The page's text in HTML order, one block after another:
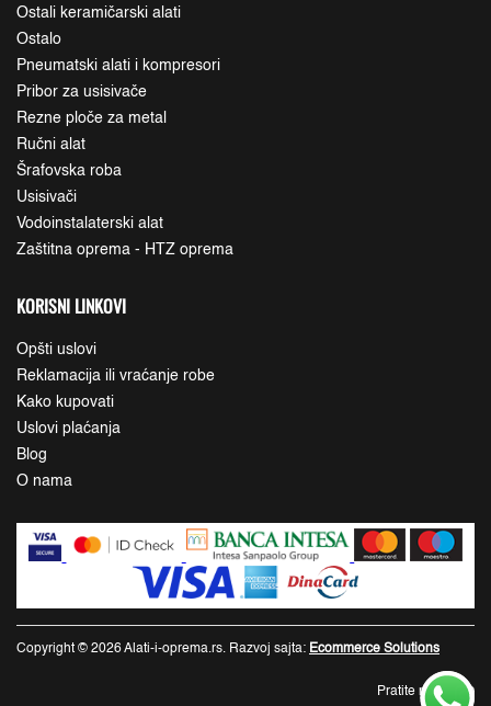
Ostali keramičarski alati
Ostalo
Pneumatski alati i kompresori
Pribor za usisivače
Rezne ploče za metal
Ručni alat
Šrafovska roba
Usisivači
Vodoinstalaterski alat
Zaštitna oprema - HTZ oprema
KORISNI LINKOVI
Opšti uslovi
Reklamacija ili vraćanje robe
Kako kupovati
Uslovi plaćanja
Blog
O nama
Copyright © 2026 Alati-i-oprema.rs. Razvoj sajta: Ecommerce Solutions
Pratite nas: